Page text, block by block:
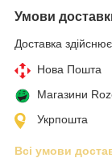
Умови
Доставка
Нова Пошта
Магазини
Укрпошта
Всі умови